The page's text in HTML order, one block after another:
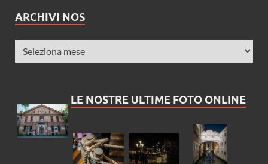
ARCHIVI NOS
LE NOSTRE ULTIME FOTO ONLINE